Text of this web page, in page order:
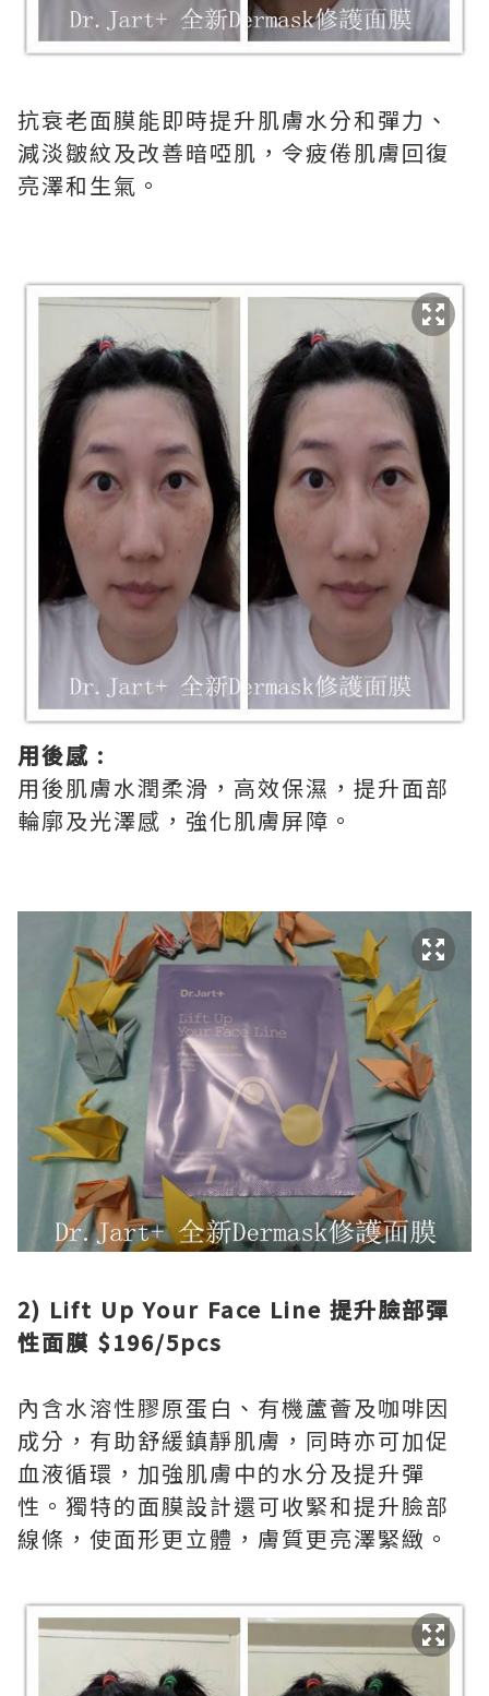
抗衰老面膜能即時提升肌膚水分和彈力、
減淡皺紋及改善暗啞肌，令疲倦肌膚回復
亮澤和生氣。
用後感 :
用後肌膚水潤柔滑，高效保濕，提升面部
輪廓及光澤感，強化肌膚屏障。
2) Lift Up Your Face Line 提升臉部彈
性面膜 $196/5pcs
內含水溶性膠原蛋白、有機蘆薈及咖啡因
成分，有助舒緩鎮靜肌膚，同時亦可加促
血液循環，加強肌膚中的水分及提升彈
性。獨特的面膜設計還可收緊和提升臉部
線條，使面形更立體，膚質更亮澤緊緻。